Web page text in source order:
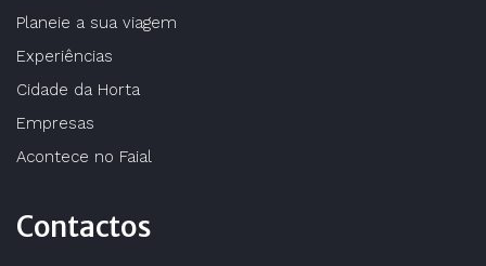
Planeie a sua viagem
Experiências
Cidade da Horta
Empresas
Acontece no Faial
Contactos